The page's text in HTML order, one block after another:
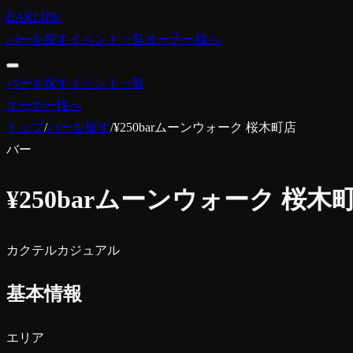
BARLIFE
バーを探すイベント一覧オーナー様へ
バーを探すイベント一覧
オーナー様へ
トップ/バーを探す/¥250barムーンウォーク 桜木町店
バー
¥250barムーンウォーク 桜木
カクテルカジュアル
基本情報
エリア